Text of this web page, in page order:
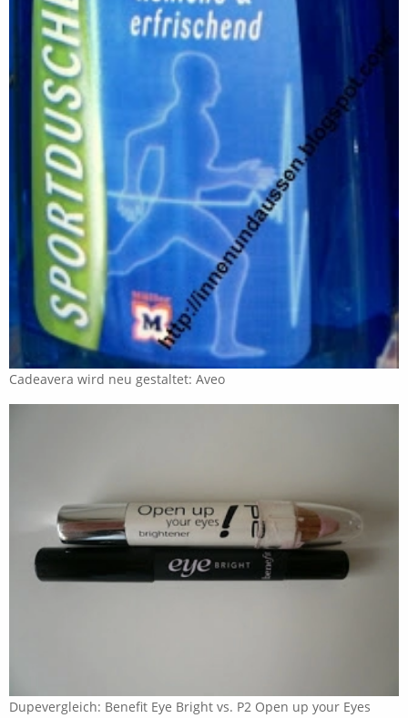
Cadeavera wird neu gestaltet: Aveo
Dupevergleich: Benefit Eye Bright vs. P2 Open up your Eyes